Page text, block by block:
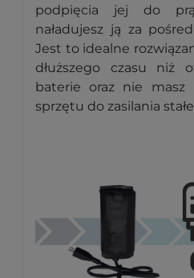
podpięcia jej do
naładujesz ją za
Jest to idealne
dłuższego czasu niż
baterie oraz nie masz
sprzętu do zasilania